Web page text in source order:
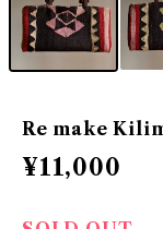
Re make Kilim
¥11,000